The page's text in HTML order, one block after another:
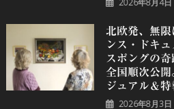
北欧発、無限
ンス・ドキ
スポングの奇
全国順次公
ジュアル＆
2026年8月3日